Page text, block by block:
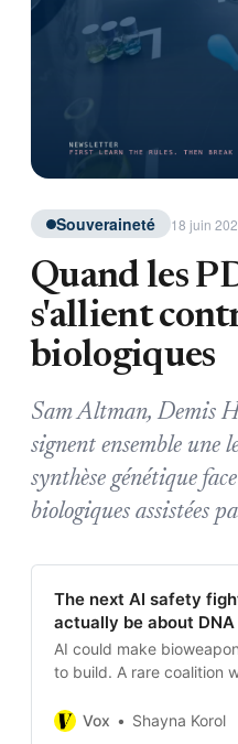
Souveraineté 18 juin
Quand les
s'allient
biologiques
Sam Altman, Demis
signent ensemble une
synthèse génétique
biologiques assistées
The next AI safety
actually be about DNA
AI could make
to build. A rare coalition
Vox
Shayna Korol